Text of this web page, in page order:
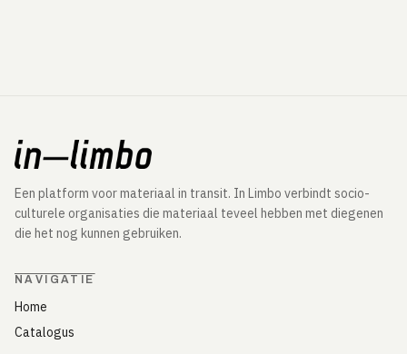
Een platform voor materiaal in transit. In Limbo verbindt socio-
culturele organisaties die materiaal teveel hebben met diegenen
die het nog kunnen gebruiken.
NAVIGATIE
Home
Catalogus